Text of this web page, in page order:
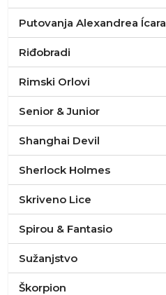
Putovanja Alexandrea Ícara
Riđobradi
Rimski Orlovi
Senior & Junior
Shanghai Devil
Sherlock Holmes
Skriveno Lice
Spirou & Fantasio
Sužanjstvo
Škorpion